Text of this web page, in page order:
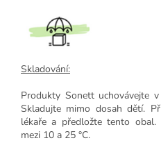
Skladování:
Produkty Sonett uchovávejte
Skladujte mimo dosah dětí.
lékaře a předložte tento obal.
mezi 10 a 25 °C.